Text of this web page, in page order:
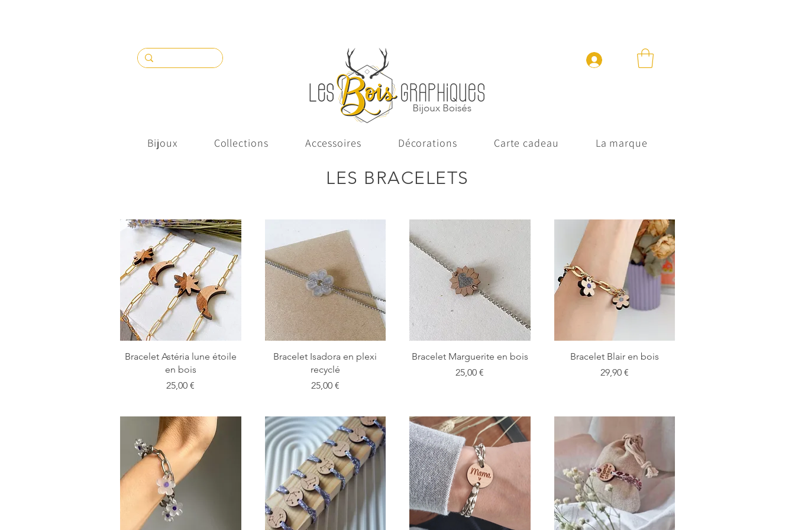
Bijoux Collections Accessoires Décorations Carte cadeau La marque
LES BRACELETS
Bracelet Astéria lune étoile
en bois
Prix
25,00 €
Bracelet Isadora en plexi
recyclé
Prix
25,00 €
Bracelet Marguerite en bois
Prix
25,00 €
Bracelet Blair en bois
Prix
29,90 €